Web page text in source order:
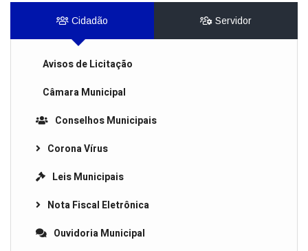
Cidadão Servidor
Avisos de Licitação
Câmara Municipal
Conselhos Municipais
Corona Vírus
Leis Municipais
Nota Fiscal Eletrônica
Ouvidoria Municipal